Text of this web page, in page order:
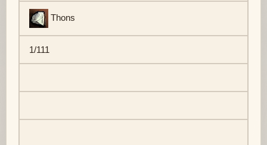
Thons
1/111